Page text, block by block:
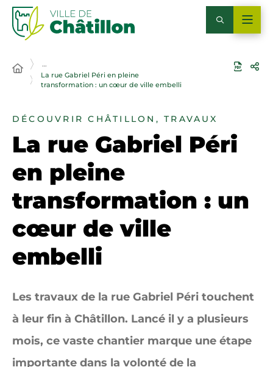
…
La rue Gabriel Péri en pleine
transformation : un cœur de ville embelli
DÉCOUVRIR CHÂTILLON, TRAVAUX
La rue Gabriel Péri
en pleine
transformation : un
cœur de ville
embelli
Les travaux de la rue Gabriel Péri touchent
à leur fin à Châtillon. Lancé il y a plusieurs
mois, ce vaste chantier marque une étape
importante dans la volonté de la